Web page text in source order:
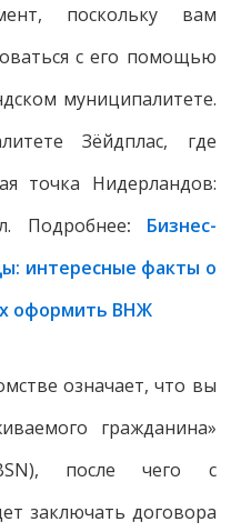
поскольку вам
с его помощью
муниципалитете.
Зёйдплас, где
точка Нидерландов:
Подробнее: Бизнес-
интересные факты о
оформить ВНЖ
означает, что вы
гражданина»
BSN), после чего с
заключать договора